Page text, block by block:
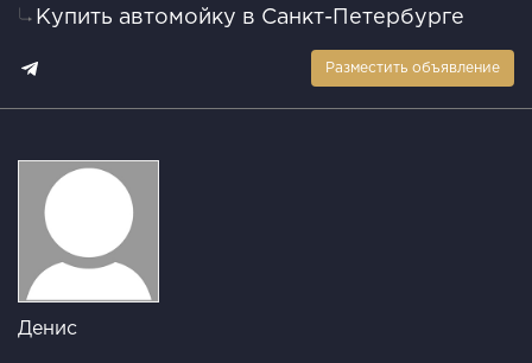
Купить автомойку в Санкт-Петербурге
Разместить объявление
Денис